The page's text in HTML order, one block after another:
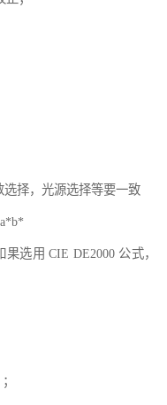
择，光源选择等要一致
选用 CIE DE2000 公式，